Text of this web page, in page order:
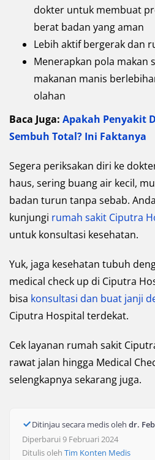
dokter untuk membuat
berat badan yang aman
Lebih aktif bergerak dan
Menerapkan pola makan
makanan manis
olahan
Baca Juga: Apakah Penyakit
Sembuh Total? Ini Faktanya
Segera periksakan diri ke
haus, sering buang air kecil,
badan turun tanpa sebab.
kunjungi rumah sakit Ciputra
untuk konsultasi kesehatan.
Yuk, jaga kesehatan tubuh
medical check up di Ciputra
bisa konsultasi dan buat janji
Ciputra Hospital terdekat.
Cek layanan rumah sakit
rawat jalan hingga Medical
selengkapnya sekarang juga.
Ditinjau secara medis oleh dr.
Diperbarui 9 Februari 2024
Ditulis oleh Tim Konten Medis